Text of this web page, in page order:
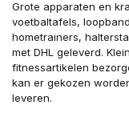
Grote apparaten en
voetbaltafels,
hometrainers,
met DHL geleverd.
fitnessartikelen
kan er gekozen
leveren.